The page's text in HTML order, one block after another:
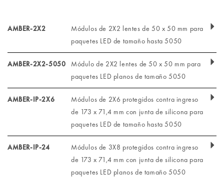
AMBER-2X2
Módulos de 2X2 lentes de 50 x 50 mm para
paquetes LED de tamaño hasta 5050
AMBER-2X2-5050
Módulo de 2X2 lentes de 50 x 50 mm para
paquetes LED planos de tamaño 5050
AMBER-IP-2X6
Módulos de 2X6 protegidos contra ingreso
de 173 x 71,4 mm con junta de silicona para
paquetes LED de tamaño hasta 5050
AMBER-IP-24
Módulos de 3X8 protegidos contra ingreso
de 173 x 71,4 mm con junta de silicona para
paquetes LED planos de tamaño 5050